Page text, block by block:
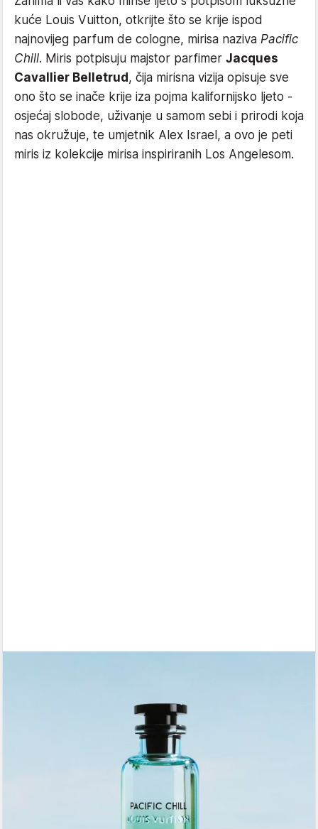
kuće Louis Vuitton, otkrijte što se krije ispod
najnovijeg parfum de cologne, mirisa naziva Pacific
Chill. Miris potpisuju majstor parfimer Jacques
Cavallier Belletrud , čija mirisna vizija opisuje sve
ono što se inače krije iza pojma kalifornijsko ljeto -
osjećaj slobode, uživanje u samom sebi i prirodi koja
nas okružuje, te umjetnik Alex Israel, a ovo je peti
miris iz kolekcije mirisa inspiriranih Los Angelesom.